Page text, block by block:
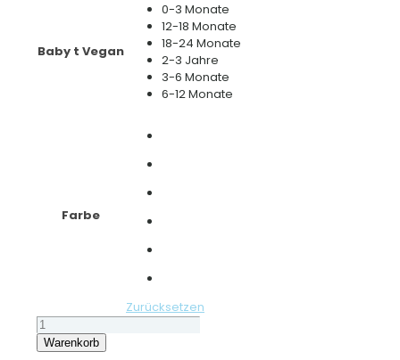
Baby t Vegan
0-3 Monate
12-18 Monate
18-24 Monate
2-3 Jahre
3-6 Monate
6-12 Monate
Farbe
Zurücksetzen
Kinder
Tshirt
Warenkorb